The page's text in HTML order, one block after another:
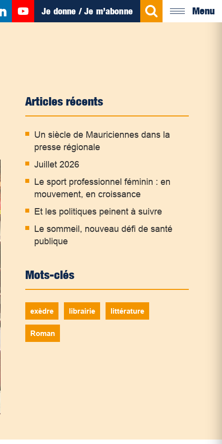
Je donne / Je m’abonne Menu
Articles récents
Un siècle de Mauriciennes dans la
presse régionale
Juillet 2026
Le sport professionnel féminin : en
mouvement, en croissance
Et les politiques peinent à suivre
Le sommeil, nouveau défi de santé
publique
Mots-clés
exèdre librairie littérature
Roman